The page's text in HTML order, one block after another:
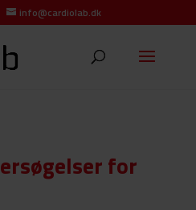
info@cardiolab.dk
for